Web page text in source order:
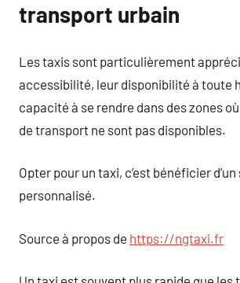
transport urbain
Les taxis sont particulièrement
accessibilité, leur disponibilité à toute
capacité à se rendre dans des zones
de transport ne sont pas disponibles.
Opter pour un taxi, c’est bénéficier
personnalisé.
Source à propos de https://ngtaxi.fr